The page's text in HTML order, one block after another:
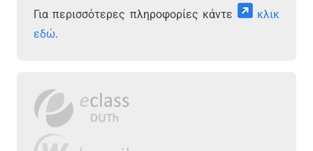
Για περισσότερες πληροφορίες κάντε
κλικ
εδώ.